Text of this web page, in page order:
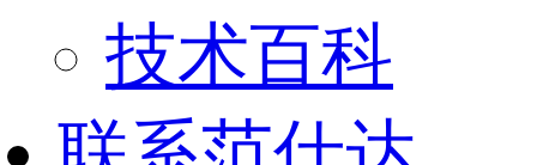
技术百科